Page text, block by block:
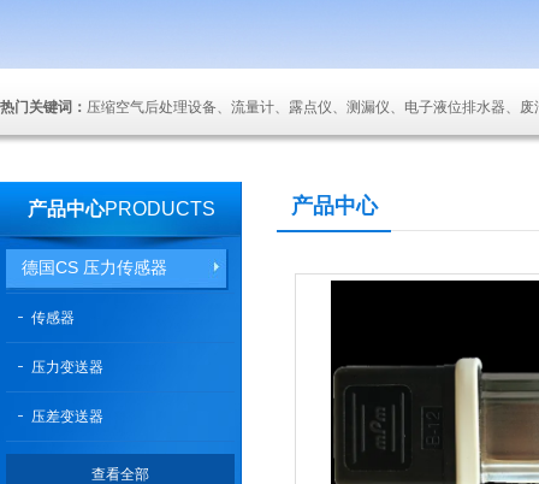
热门关键词： 压缩空气后处理设备、流量计、露点仪、测漏仪、电子液位排水器、
产品中心PRODUCTS
德国CS 压力传感器
传感器
压力变送器
压差变送器
查看全部
产品中心